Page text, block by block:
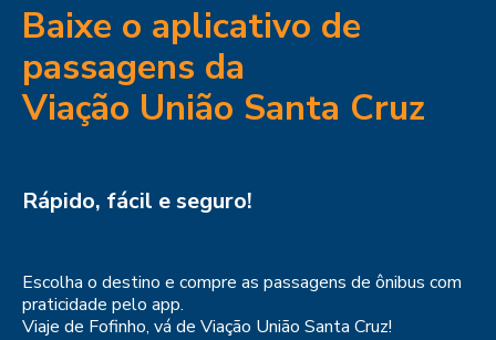
Baixe o aplicativo de
passagens da
Viação União Santa Cruz
Rápido, fácil e seguro!
Escolha o destino e compre as passagens de ônibus com
praticidade pelo app.
Viaje de Fofinho, vá de Viação União Santa Cruz!